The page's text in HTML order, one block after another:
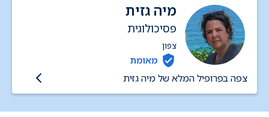
מיה גזית
פסיכולוגית
צפון
מאומת
צפה בפרופיל המלא של מיה גזית